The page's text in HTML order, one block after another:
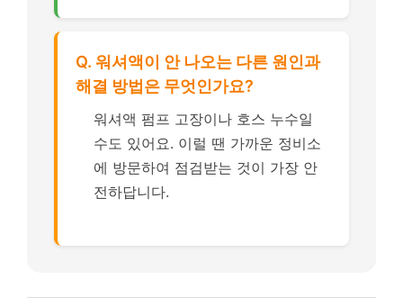
Q. 워셔액이 안 나오는 다른 원인과
해결 방법은 무엇인가요?
워셔액 펌프 고장이나 호스 누수일
수도 있어요. 이럴 땐 가까운 정비소
에 방문하여 점검받는 것이 가장 안
전하답니다.